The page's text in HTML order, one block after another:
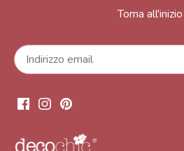
Torna all'inizio